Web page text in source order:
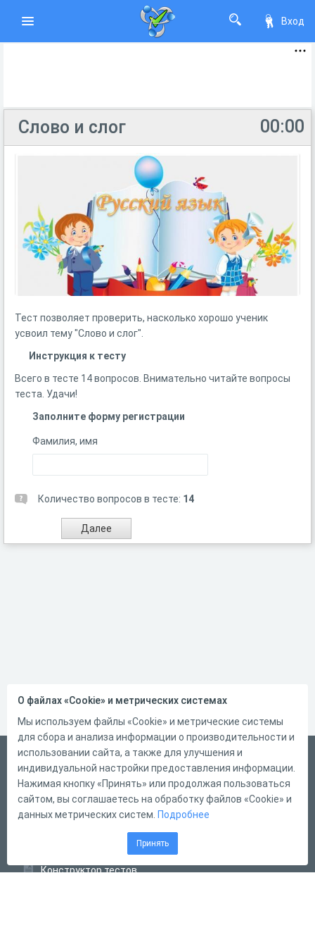
Вход
00:00
Слово и слог
Тест позволяет проверить, насколько хорошо ученик
усвоил тему "Слово и слог".
Инструкция к тесту
Всего в тесте 14 вопросов. Внимательно читайте вопросы
теста. Удачи!
Заполните форму регистрации
Фамилия, имя
Количество вопросов в тесте: 14
Русский
Справка
Форма обратной связи
Конструктор тестов
О файлах «Cookie» и метрических системах
Мы используем файлы «Cookie» и метрические системы
для сбора и анализа информации о производительности и
использовании сайта, а также для улучшения и
индивидуальной настройки предоставления информации.
Нажимая кнопку «Принять» или продолжая пользоваться
сайтом, вы соглашаетесь на обработку файлов «Cookie» и
данных метрических систем. Подробнее
Принять